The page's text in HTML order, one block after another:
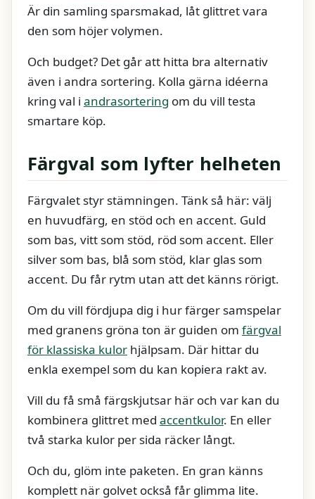
Är din samling sparsmakad, låt glittret vara
den som höjer volymen.
Och budget? Det går att hitta bra alternativ
även i andra sortering. Kolla gärna idéerna
kring val i andrasortering om du vill testa
smartare köp.
Färgval som lyfter helheten
Färgvalet styr stämningen. Tänk så här: välj
en huvudfärg, en stöd och en accent. Guld
som bas, vitt som stöd, röd som accent. Eller
silver som bas, blå som stöd, klar glas som
accent. Du får rytm utan att det känns rörigt.
Om du vill fördjupa dig i hur färger samspelar
med granens gröna ton är guiden om färgval
för klassiska kulor hjälpsam. Där hittar du
enkla exempel som du kan kopiera rakt av.
Vill du få små färgskjutsar här och var kan du
kombinera glittret med accentkulor. En eller
två starka kulor per sida räcker långt.
Och du, glöm inte paketen. En gran känns
komplett när golvet också får glimma lite.